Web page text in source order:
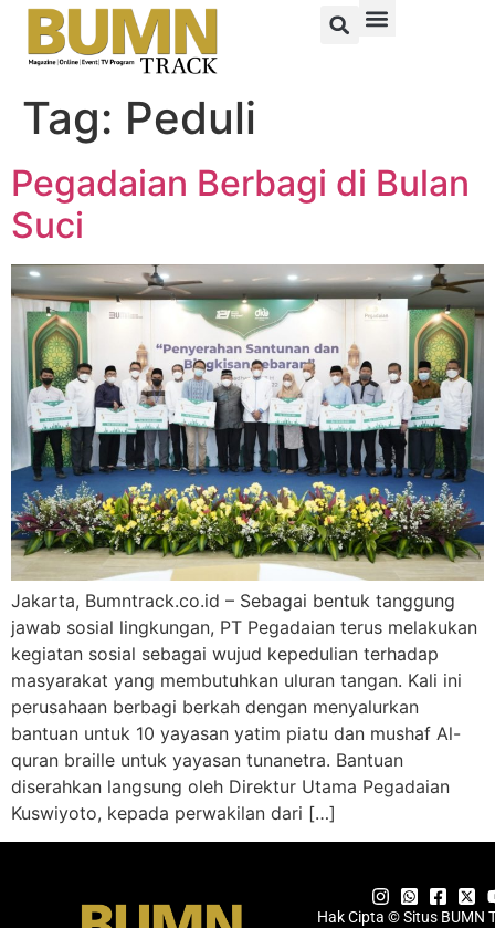
Tag: Peduli
Pegadaian Berbagi di Bulan
Suci
Jakarta, Bumntrack.co.id – Sebagai bentuk tanggung
jawab sosial lingkungan, PT Pegadaian terus melakukan
kegiatan sosial sebagai wujud kepedulian terhadap
masyarakat yang membutuhkan uluran tangan. Kali ini
perusahaan berbagi berkah dengan menyalurkan
bantuan untuk 10 yayasan yatim piatu dan mushaf Al-
quran braille untuk yayasan tunanetra. Bantuan
diserahkan langsung oleh Direktur Utama Pegadaian
Kuswiyoto, kepada perwakilan dari […]
Hak Cipta © Situs BUMN